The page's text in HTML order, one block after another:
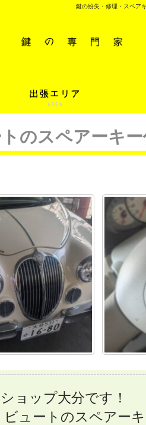
鍵の紛失・修理・スペア
のスペアーキ
ョップ大分です！
ビュートのスペアー